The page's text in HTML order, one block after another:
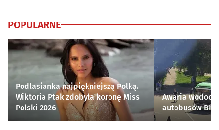
POPULARNE
Podlasianka najpiękniejszą Polką.
Wiktoria Ptak zdobyła koronę Miss
Polski 2026
Awaria
autobusów